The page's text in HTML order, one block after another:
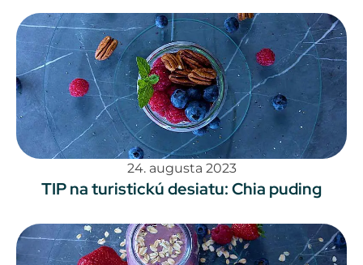
24. augusta 2023
TIP na turistickú desiatu: Chia puding